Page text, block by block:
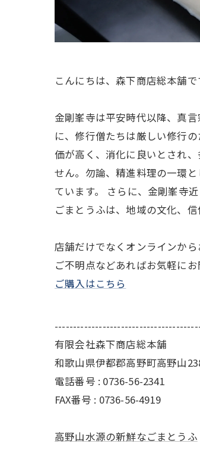
こんにちは、森下商店総本舗で
金剛峯寺は平安時代以降、真
に、修行僧たちは厳しい修行
価が高く、消化に良いとされ
せん。勿論、精進料理の一環
ています。 さらに、金剛峯寺
ごまとうふは、地域の文化、
店舗だけでなくオンラインから
ご不明点などあればお気軽にお
ご購入はこちら
有限会社森下商店総本舗
和歌山県伊都郡高野町高野山
電話番号 : 0736-56-2341
FAX番号 : 0736-56-4919
高野山水源の新鮮なごまとうふ